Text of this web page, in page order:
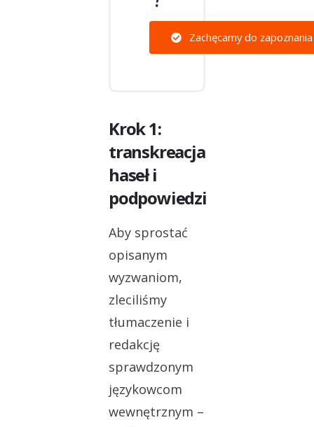
Zachęcamy do
Krok 1:
transkreacja
haseł i
podpowiedzi
Aby sprostać
opisanym
wyzwaniom,
zleciliśmy
tłumaczenie i
redakcję
sprawdzonym
językowcom
wewnętrznym –